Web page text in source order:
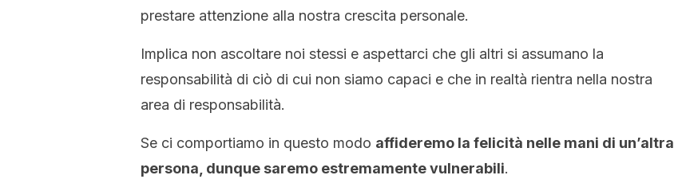
prestare attenzione alla nostra crescita personale.
Implica non ascoltare noi stessi e aspettarci che gli altri si assumano la
responsabilità di ciò di cui non siamo capaci e che in realtà rientra nella nostra
area di responsabilità.
Se ci comportiamo in questo modo affideremo la felicità nelle mani di un’altra
persona, dunque saremo estremamente vulnerabili.